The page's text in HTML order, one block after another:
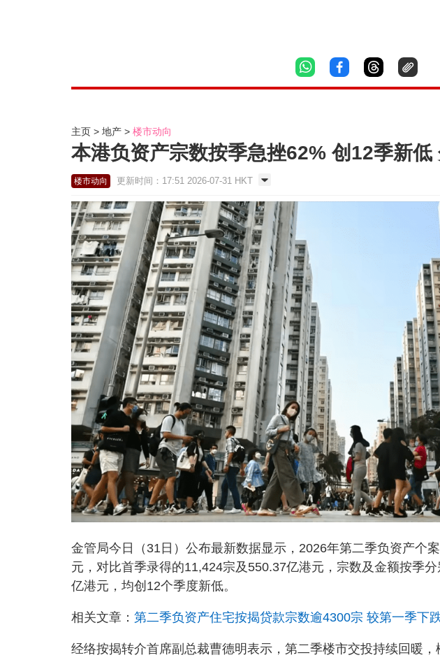
主页 地产 楼市动向
本港负资产宗数按季急挫62% 创12季新
楼市动向 更新时间：17:51 2026-07-31 HKT
金管局今日（31日）公布最新数据显示，2026年第二季负资产个
元，对比首季录得的11,424宗及550.37亿港元，宗数及金额按季
亿港元，均创12个季度新低。
相关文章： 第二季负资产住宅按揭贷款宗数逾4300宗 较第一季下
经络按揭转介首席副总裁曹德明表示，第二季楼市交投持续回暖